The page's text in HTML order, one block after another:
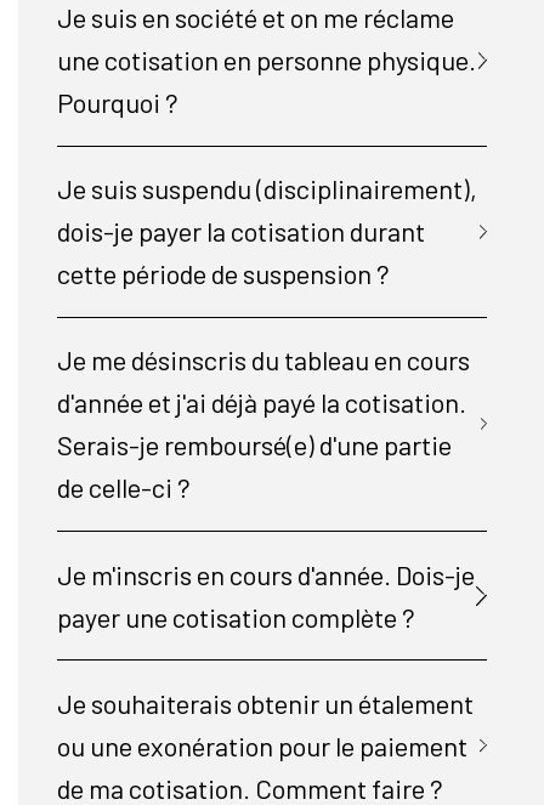
Je suis en société et on me réclame
une cotisation en personne physique.
Pourquoi ?
Je suis suspendu (disciplinairement),
dois-je payer la cotisation durant
cette période de suspension ?
Je me désinscris du tableau en cours
d'année et j'ai déjà payé la cotisation.
Serais-je remboursé(e) d'une partie
de celle-ci ?
Je m'inscris en cours d'année. Dois-je
payer une cotisation complète ?
Je souhaiterais obtenir un étalement
ou une exonération pour le paiement
de ma cotisation. Comment faire ?